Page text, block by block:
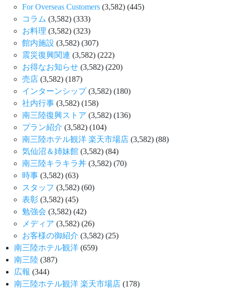
For Overseas Customers (3,582) (445)
コラム (3,582) (333)
お料理 (3,582) (323)
館内施設 (3,582) (307)
震災復興関連 (3,582) (222)
お得なお知らせ (3,582) (220)
売店 (3,582) (187)
インターンシップ (3,582) (180)
社内行事 (3,582) (158)
南三陸復興ストア (3,582) (136)
プラン紹介 (3,582) (104)
南三陸ホテル観洋 楽天市場店 (3,582) (88)
気仙沼＆姉妹館 (3,582) (84)
南三陸キラキラ丼 (3,582) (70)
時事 (3,582) (63)
スタッフ (3,582) (60)
表彰 (3,582) (45)
勉強会 (3,582) (42)
メディア (3,582) (26)
お客様の御紹介 (3,582) (25)
南三陸ホテル観洋 (659)
南三陸 (387)
広報 (344)
南三陸ホテル観洋 楽天市場店 (178)